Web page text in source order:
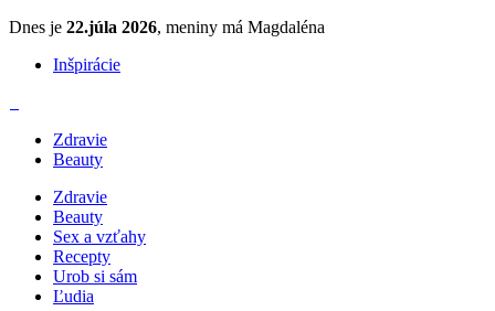
Dnes je 22.júla 2026, meniny má Magdaléna
Inšpirácie
Zdravie
Beauty
Zdravie
Beauty
Sex a vzťahy
Recepty
Urob si sám
Ľudia